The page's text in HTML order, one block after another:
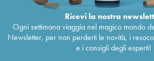
Ricevi la nostra
Ogni settimana viaggia nel magico mondo
Newsletter, per non perderti le novità, i
e i consigli degli esperti!